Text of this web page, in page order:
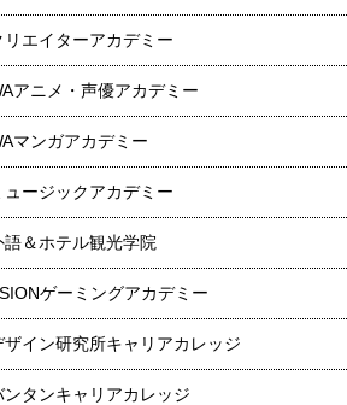
エイターアカデミー
アニメ・声優アカデミー
マンガアカデミー
ージックアカデミー
＆ホテル観光学院
ゲーミングアカデミー
イン研究所キャリアカレッジ
ンタンキャリアカレッジ